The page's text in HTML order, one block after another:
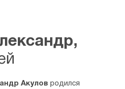
Акулов родился